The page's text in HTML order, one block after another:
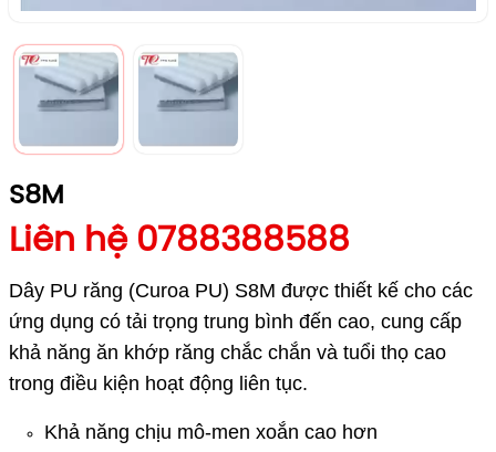
S8M
Liên hệ 0788388588
Dây PU răng (Curoa PU) S8M được thiết kế cho các
ứng dụng có tải trọng trung bình đến cao, cung cấp
khả năng ăn khớp răng chắc chắn và tuổi thọ cao
trong điều kiện hoạt động liên tục.
Khả năng chịu mô-men xoắn cao hơn